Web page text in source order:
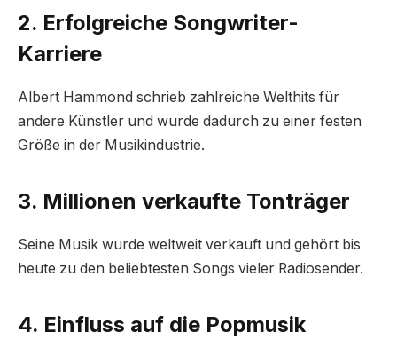
2. Erfolgreiche Songwriter-
Karriere
Albert Hammond schrieb zahlreiche Welthits für
andere Künstler und wurde dadurch zu einer festen
Größe in der Musikindustrie.
3. Millionen verkaufte Tonträger
Seine Musik wurde weltweit verkauft und gehört bis
heute zu den beliebtesten Songs vieler Radiosender.
4. Einfluss auf die Popmusik